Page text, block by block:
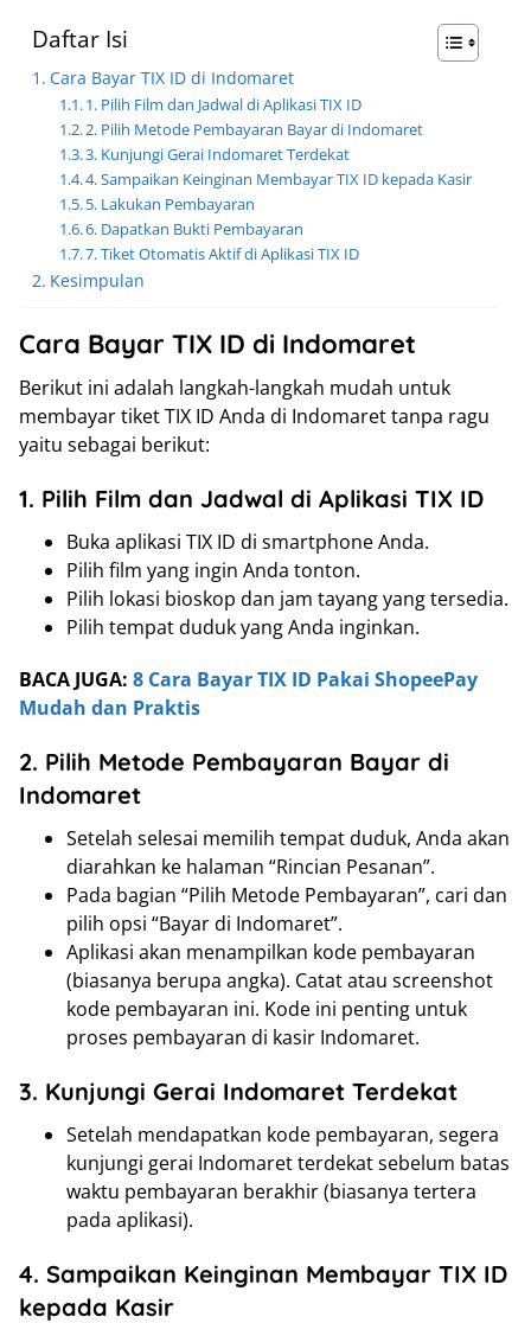
Daftar Isi
Cara Bayar TIX ID di Indomaret
1. Pilih Film dan Jadwal di Aplikasi TIX ID
2. Pilih Metode Pembayaran Bayar di Indomaret
3. Kunjungi Gerai Indomaret Terdekat
4. Sampaikan Keinginan Membayar TIX ID kepada Kasir
5. Lakukan Pembayaran
6. Dapatkan Bukti Pembayaran
7. Tiket Otomatis Aktif di Aplikasi TIX ID
Kesimpulan
Cara Bayar TIX ID di Indomaret
Berikut ini adalah langkah-langkah mudah untuk
membayar tiket TIX ID Anda di Indomaret tanpa ragu
yaitu sebagai berikut:
1. Pilih Film dan Jadwal di Aplikasi TIX ID
Buka aplikasi TIX ID di smartphone Anda.
Pilih film yang ingin Anda tonton.
Pilih lokasi bioskop dan jam tayang yang tersedia.
Pilih tempat duduk yang Anda inginkan.
BACA JUGA: 8 Cara Bayar TIX ID Pakai ShopeePay
Mudah dan Praktis
2. Pilih Metode Pembayaran Bayar di
Indomaret
Setelah selesai memilih tempat duduk, Anda akan
diarahkan ke halaman “Rincian Pesanan”.
Pada bagian “Pilih Metode Pembayaran”, cari dan
pilih opsi “Bayar di Indomaret”.
Aplikasi akan menampilkan kode pembayaran
(biasanya berupa angka). Catat atau screenshot
kode pembayaran ini. Kode ini penting untuk
proses pembayaran di kasir Indomaret.
3. Kunjungi Gerai Indomaret Terdekat
Setelah mendapatkan kode pembayaran, segera
kunjungi gerai Indomaret terdekat sebelum batas
waktu pembayaran berakhir (biasanya tertera
pada aplikasi).
4. Sampaikan Keinginan Membayar TIX ID
kepada Kasir